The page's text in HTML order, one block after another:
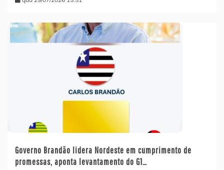
Governo Brandão lidera Nordeste em cumprimento de
promessas, aponta levantamento do G1…